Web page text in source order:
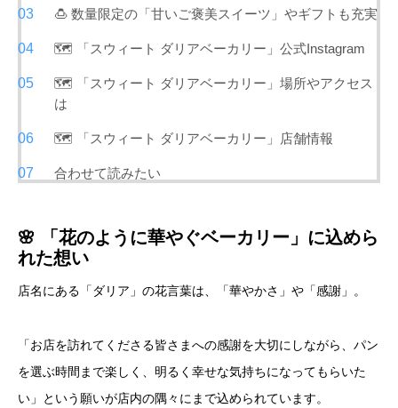
🍮 数量限定の「甘いご褒美スイーツ」やギフトも充実
🗺️ 「スウィート ダリアベーカリー」公式Instagram
🗺️ 「スウィート ダリアベーカリー」場所やアクセス
は
🗺️ 「スウィート ダリアベーカリー」店舗情報
合わせて読みたい
🌸 「花のように華やぐベーカリー」に込めら
れた想い
店名にある「ダリア」の花言葉は、「華やかさ」や「感謝」。
「お店を訪れてくださる皆さまへの感謝を大切にしながら、パン
を選ぶ時間まで楽しく、明るく幸せな気持ちになってもらいた
い」という願いが店内の隅々にまで込められています。